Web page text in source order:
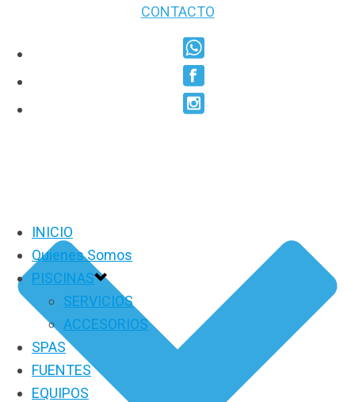
CONTACTO
INICIO
Quienes Somos
PISCINAS
SERVICIOS
ACCESORIOS
SPAS
FUENTES
EQUIPOS